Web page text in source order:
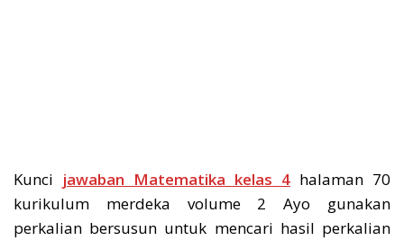
Kunci jawaban Matematika kelas 4 halaman 70
kurikulum merdeka volume 2 Ayo gunakan
perkalian bersusun untuk mencari hasil perkalian